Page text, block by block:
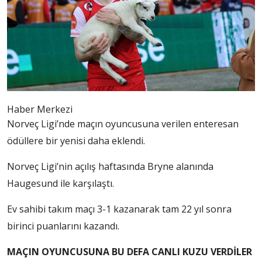
Haber Merkezi
Norveç Ligi’nde maçın oyuncusuna verilen enteresan
ödüllere bir yenisi daha eklendi.
Norveç Ligi’nin açılış haftasında Bryne alanında
Haugesund ile karşılaştı.
Ev sahibi takım maçı 3-1 kazanarak tam 22 yıl sonra
birinci puanlarını kazandı.
MAÇIN OYUNCUSUNA BU DEFA CANLI KUZU VERDİLER